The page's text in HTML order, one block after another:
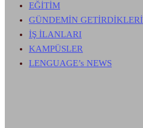
EĞİTİM
GÜNDEMİN GETİRDİKLERİ
İŞ İLANLARI
KAMPÜSLER
LENGUAGE’s NEWS